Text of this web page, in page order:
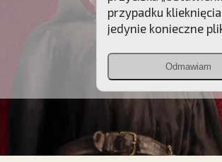
przypadku
jedynie konieczne
Odmawiam